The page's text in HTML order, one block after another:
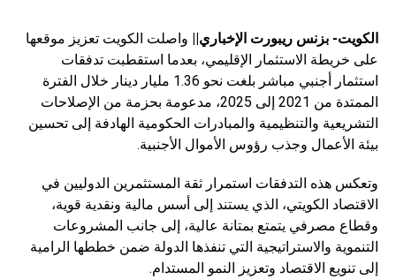
الكويت- بزنس ريبورت الإخباري|| واصلت الكويت تعزيز موقعها
على خريطة الاستثمار الإقليمي، بعدما استقطبت تدفقات
استثمار أجنبي مباشر بلغت نحو 1.36 مليار دينار خلال الفترة
الممتدة من 2021 إلى 2025، مدعومة بحزمة من الإصلاحات
التشريعية والتنظيمية والمبادرات الحكومية الهادفة إلى تحسين
بيئة الأعمال وجذب رؤوس الأموال الأجنبية.
وتعكس هذه التدفقات استمرار ثقة المستثمرين الدوليين في
الاقتصاد الكويتي، الذي يستند إلى أسس مالية ونقدية قوية،
وقطاع مصرفي يتمتع بمتانة عالية، إلى جانب المشروعات
التنموية والاستراتيجية التي تنفذها الدولة ضمن خططها الرامية
إلى تنويع الاقتصاد وتعزيز النمو المستدام.